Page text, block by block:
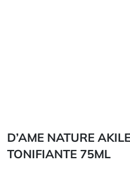
D’AME NATURE
TONIFIANTE 75ML